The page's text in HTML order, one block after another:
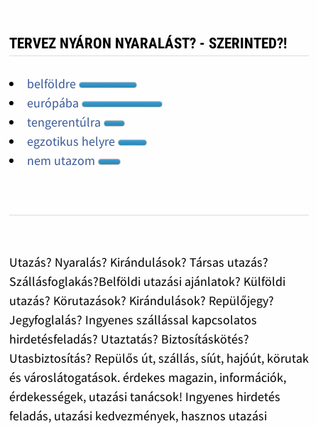
TERVEZ NYÁRON NYARALÁST? - SZERINTED?!
belföldre
európába
tengerentúlra
egzotikus helyre
nem utazom
Utazás? Nyaralás? Kirándulások? Társas utazás?
Szállásfoglakás?Belföldi utazási ajánlatok? Külföldi
utazás? Körutazások? Kirándulások? Repülőjegy?
Jegyfoglalás? Ingyenes szállással kapcsolatos
hirdetésfeladás? Utaztatás? Biztosításkötés?
Utasbiztosítás? Repülős út, szállás, síút, hajóút, körutak
és városlátogatások. érdekes magazin, információk,
érdekességek, utazási tanácsok! Ingyenes hirdetés
feladás, utazási kedvezmények, hasznos utazási